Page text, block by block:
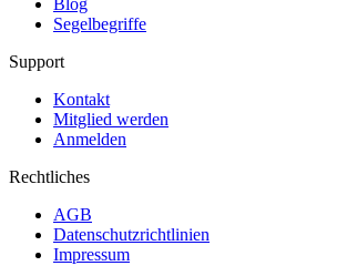
Segelbegriffe
Support
Kontakt
Mitglied werden
Anmelden
Rechtliches
AGB
Datenschutzrichtlinien
Impressum